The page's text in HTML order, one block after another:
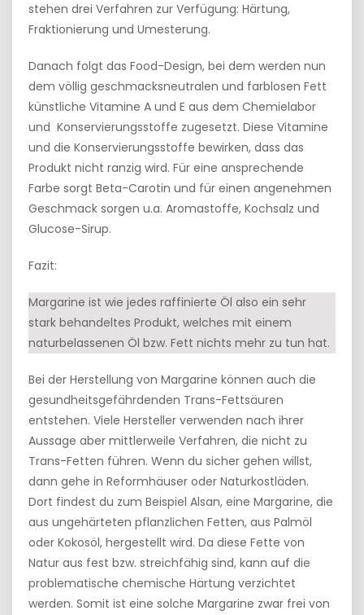
stehen drei Verfahren zur Verfügung: Härtung,
Fraktionierung und Umesterung.
Danach folgt das Food-Design, bei dem werden nun
dem völlig geschmacksneutralen und farblosen Fett
künstliche Vitamine A und E aus dem Chemielabor
und Konservierungsstoffe zugesetzt. Diese Vitamine
und die Konservierungsstoffe bewirken, dass das
Produkt nicht ranzig wird. Für eine ansprechende
Farbe sorgt Beta-Carotin und für einen angenehmen
Geschmack sorgen u.a. Aromastoffe, Kochsalz und
Glucose-Sirup.
Fazit:
Margarine ist wie jedes raffinierte Öl also ein sehr
stark behandeltes Produkt, welches mit einem
naturbelassenen Öl bzw. Fett nichts mehr zu tun hat.
Bei der Herstellung von Margarine können auch die
gesundheitsgefährdenden Trans-Fettsäuren
entstehen. Viele Hersteller verwenden nach ihrer
Aussage aber mittlerweile Verfahren, die nicht zu
Trans-Fetten führen. Wenn du sicher gehen willst,
dann gehe in Reformhäuser oder Naturkostläden.
Dort findest du zum Beispiel Alsan, eine Margarine, die
aus ungehärteten pflanzlichen Fetten, aus Palmöl
oder Kokosöl, hergestellt wird. Da diese Fette von
Natur aus fest bzw. streichfähig sind, kann auf die
problematische chemische Härtung verzichtet
werden. Somit ist eine solche Margarine zwar frei von